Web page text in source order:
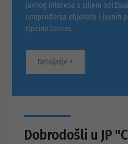
javnog interesa s ciljem
unapređenja objekata i javnih
Općine Centar.
Detaljnije +
Dobrodošli u JP